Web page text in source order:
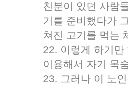
친분이 있던 사람
기를 준비했다가
쳐진 고기를 먹는
22. 이렇게 하기만
이용해서 자기 목
23. 그러나 이 노